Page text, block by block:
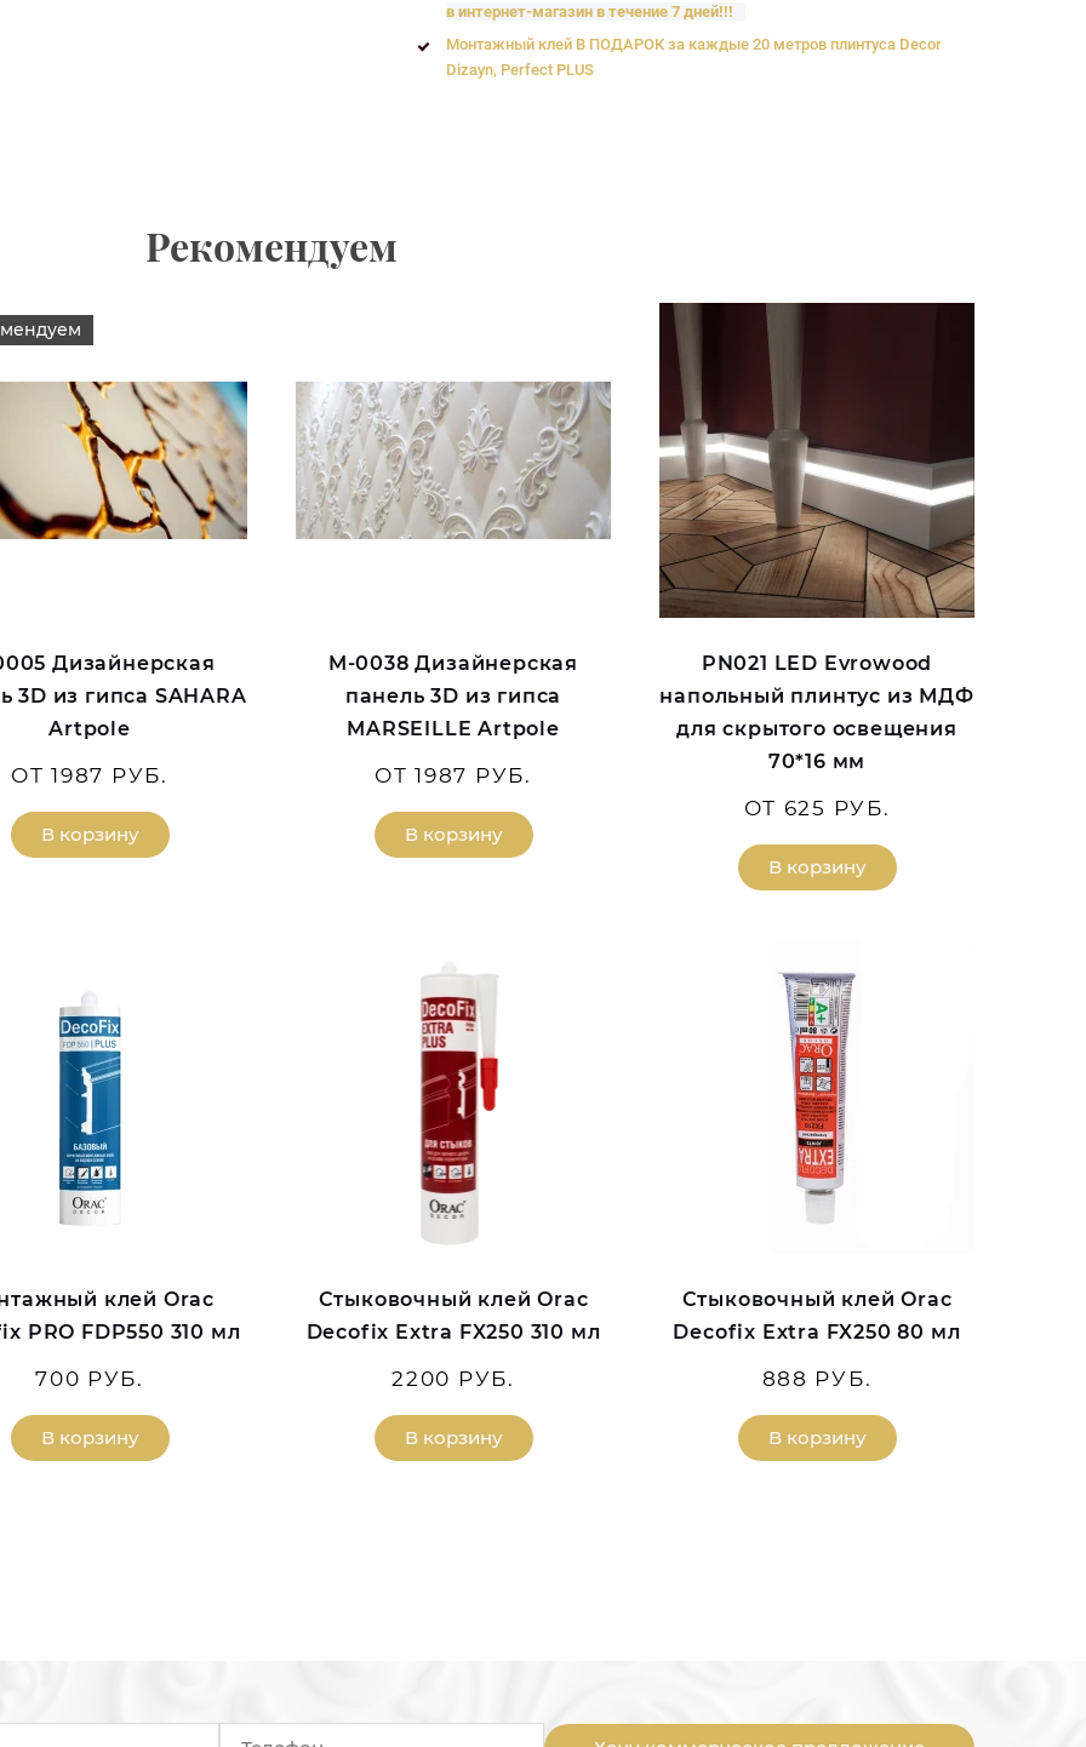
в интернет-магазин в течение 7 дней!!!
Монтажный клей В ПОДАРОК за каждые 20 метров плинтуса Decor
Dizayn, Perfect PLUS
Рекомендуем
Дизайнерская
3D из гипса SAHARA
Artpole
ОТ 1987 РУБ.
В корзину
M-0038 Дизайнерская
панель 3D из гипса
MARSEILLE Artpole
ОТ 1987 РУБ.
В корзину
PN021 LED Evrowood
напольный плинтус из МДФ
для скрытого освещения
70*16 мм
ОТ 625 РУБ.
В корзину
клей Orac
PRO FDP550 310 мл
700 РУБ.
В корзину
Стыковочный клей Orac
Decofix Extra FX250 310 мл
2200 РУБ.
В корзину
Стыковочный клей Orac
Decofix Extra FX250 80 мл
888 РУБ.
В корзину